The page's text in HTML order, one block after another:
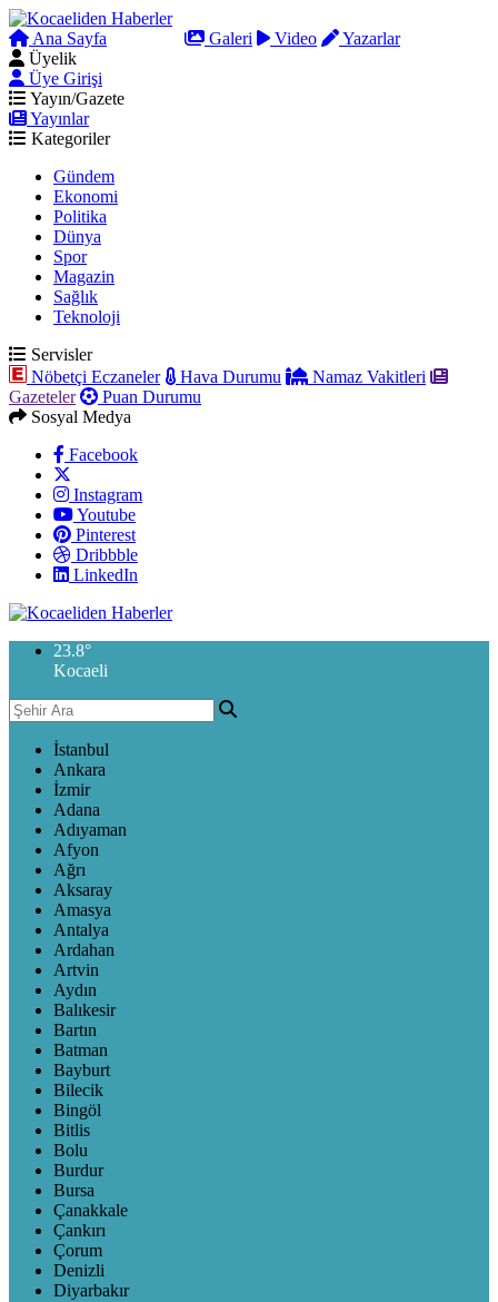
Ana Sayfa Galeri Video
Yazarlar
Üyelik
Üye Girişi
Yayın/Gazete
Yayınlar
Kategoriler
Gündem
Ekonomi
Politika
Dünya
Spor
Magazin
Sağlık
Teknoloji
Servisler
Nöbetçi Eczaneler
Hava Durumu
Namaz Vakitleri
Gazeteler
Puan Durumu
Sosyal Medya
Facebook
Instagram
Youtube
Pinterest
Dribbble
LinkedIn
23.8°
Kocaeli
İstanbul
Ankara
İzmir
Adana
Adıyaman
Afyon
Ağrı
Aksaray
Amasya
Antalya
Ardahan
Artvin
Aydın
Balıkesir
Bartın
Batman
Bayburt
Bilecik
Bingöl
Bitlis
Bolu
Burdur
Bursa
Çanakkale
Çankırı
Çorum
Denizli
Diyarbakır